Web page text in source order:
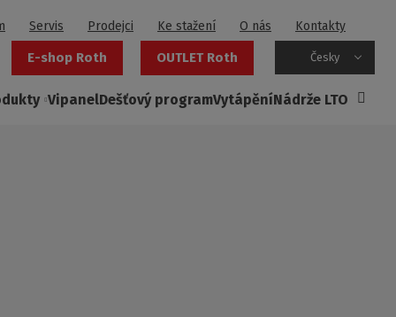
Servis Prodejci Ke stažení O nás Kontakty
E-shop Roth OUTLET Roth Česky
VipanelDešťový programVytápěníNádrže LTO